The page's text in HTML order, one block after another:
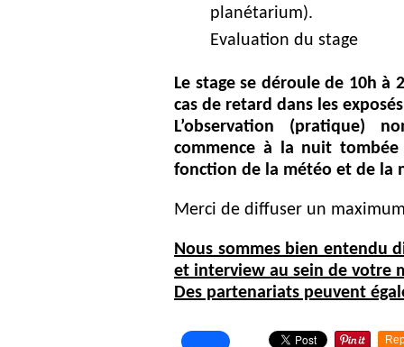
planétarium).
Evaluation du stage
Le stage se déroule de 10h
cas de retard dans les
L’observation (pratique)
commence à la nuit
fonction de la météo et de la
Merci de diffuser un
Nous sommes bien entendu
et interview au sein de votre
Des partenariats peuvent